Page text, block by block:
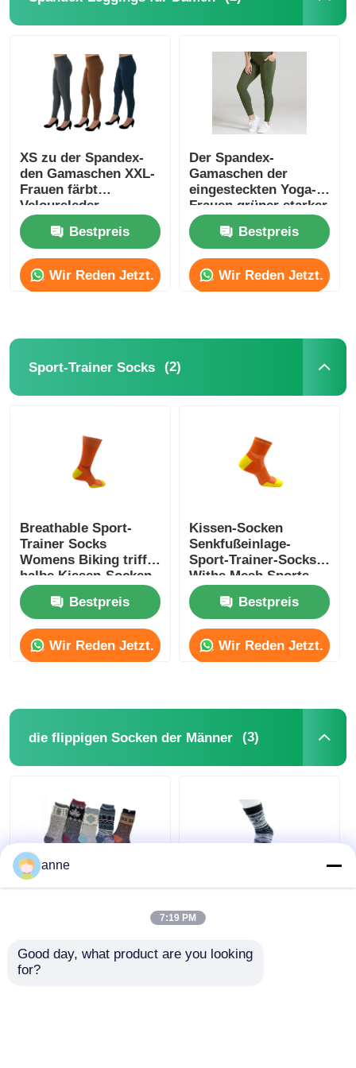
Damen Schalldämpfer Schal
Imprägnierende Skihandschuhe
Winterhandschuhe aus Strick
XS zu der Spandex-
den Gamaschen XXL-
Frauen färbt
Veloursleder-
Gamaschen
Bestpreis
Wir Reden Jetzt.
Der Spandex-
Gamaschen der
eingesteckten Yoga-
Frauen grüner starker
Nylonspandex-hohe
Taille
Bestpreis
Wir Reden Jetzt.
Sport-Trainer Socks (2)
Breathable Sport-
Trainer Socks
Womens Biking trifft
halbe Kissen-Socken
hart
Bestpreis
Wir Reden Jetzt.
Kissen-Socken
Senkfußeinlage-
Sport-Trainer-Socks
Withs Mesh Sports
Anklet Socks Half
Bestpreis
Wir Reden Jetzt.
die flippigen Socken der Männer (3)
Gemisch lädt
flippiges Männer
Socken-Damen auf
Herrensocken AZTEC
Socken Herren mit
Doppelschicht
anne
7:19 PM
Good day, what product are you looking
for?